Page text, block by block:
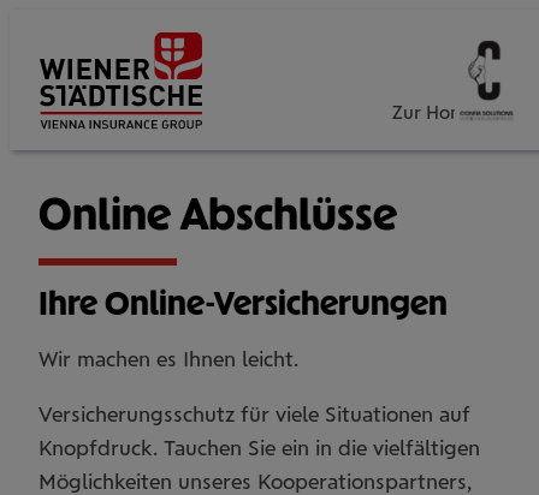
Zur Homepage
Online Abschlüsse
Ihre Online-Versicherungen
Wir machen es Ihnen leicht.
Versicherungsschutz für viele Situationen auf
Knopfdruck. Tauchen Sie ein in die vielfältigen
Möglichkeiten unseres Kooperationspartners,